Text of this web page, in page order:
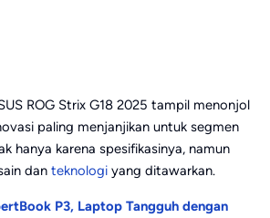
ROG Strix G18 2025 tampil menonjol
paling menjanjikan untuk segmen
hanya karena spesifikasinya, namun
dan teknologi yang ditawarkan.
P3, Laptop Tangguh dengan